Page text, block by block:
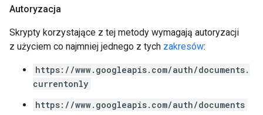
Autoryzacja
Skrypty korzystające z tej metody wymagają autoryzacji
z użyciem co najmniej jednego z tych zakresów:
https://www.googleapis.com/auth/documents.
currentonly
https://www.googleapis.com/auth/documents